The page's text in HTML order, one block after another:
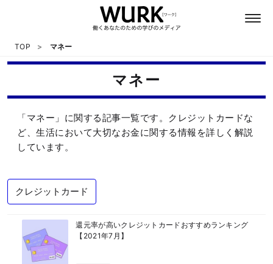
英語
教養
テクノロジー
TOP マネー
マネー
「マネー」に関する記事一覧です。クレジットカードな
ど、生活において大切なお金に関する情報を詳しく解説
しています。
クレジットカード
還元率が高いクレジットカードおすすめランキング
【2021年7月】